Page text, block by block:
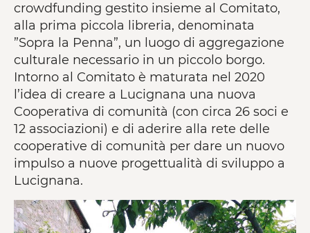
crowdfunding gestito insieme al Comitato,
alla prima piccola libreria, denominata
”Sopra la Penna”, un luogo di aggregazione
culturale necessario in un piccolo borgo.
Intorno al Comitato è maturata nel 2020
l’idea di creare a Lucignana una nuova
Cooperativa di comunità (con circa 26 soci e
12 associazioni) e di aderire alla rete delle
cooperative di comunità per dare un nuovo
impulso a nuove progettualità di sviluppo a
Lucignana.